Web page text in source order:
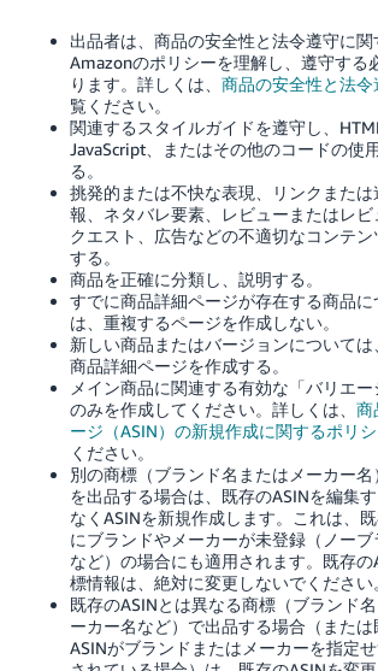
한
국
어
-
KR
日
本
語
-
JP
English
- JP
ロ
グ
イ
ン
さ
っ
そ
く
始
め
る
出品者は、商品の安全性と法令遵守に関
Amazonのポリシーを理解し、遵守する
ります。 詳しくは、 商品の安全性と法令
覧ください。
関連するスタイルガイドを遵守し、HTML
JavaScript、またはその他のコードの使
る。
挑発的または不快な表現、リンクまたは
報、ネタバレ要素、レビューまたはレビ
クエスト、広告などの不適切なコンテン
する。
商品を正確に分類し、説明する。
すでに商品詳細ページが存在する商品に
は、重複するページを作成しない。
新しい商品またはバージョンについては
商品詳細ページを作成する。
メイン商品に関連する有効な「バリエー
のみを作成してください。詳しくは、 商
ージ（ASIN）の新規作成に関するポリ
ください。
別の商標（ブランド名またはメーカー名
を出品する場合は、既存のASINを編集
なくASINを新規作成します。これは、
にブランドやメーカーが未登録（ノーブ
など）の場合にも適用されます。既存の
標情報は、絶対に変更しないでください
既存のASINとは異なる商標（ブランド
ーカー名など）で出品する場合（または
ASINがブランドまたはメーカーを指定